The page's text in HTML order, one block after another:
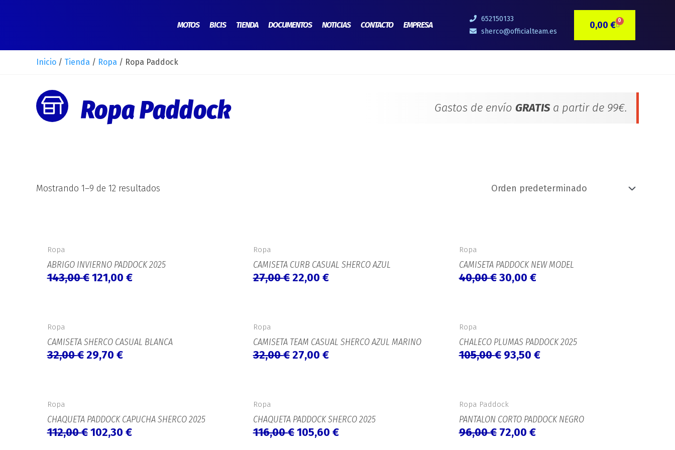
MOTOS BICIS TIENDA DOCUMENTOS NOTICIAS CONTACTO EMPRESA
652150133
sherco@officialteam.es
0,00 € 0CARRITO
Inicio / Tienda / Ropa / Ropa Paddock
Ropa Paddock Gastos de envío GRATISa partir de 99€.
Mostrando 1–9 de 12 resultados
Ropa
ABRIGO INVIERNO PADDOCK 2025
143,00€
original
era:
143,00 €.
121,00 €
actual
es:
Ropa
CAMISETA CURB CASUAL SHERCO AZUL
27,00€
original
era:
27,00 €.
22,00 €
actual
es:
Ropa
CAMISETA PADDOCK NEW MODEL
40,00€
original
era:
40,00 €.
30,00 €
actual
es:
Ropa
CAMISETA SHERCO CASUAL BLANCA
32,00€
original
era:
32,00 €.
29,70 €
actual
es:
Ropa
CAMISETA TEAM CASUAL SHERCO AZUL MARINO
32,00€
original
era:
32,00 €.
27,00 €
actual
es:
Ropa
CHALECO PLUMAS PADDOCK 2025
105,00€
original
era:
105,00 €.
93,50 €
actual
es:
Ropa
CHAQUETA PADDOCK CAPUCHA SHERCO 2025
112,00€
original
era:
112,00 €.
102,30 €
actual
es:
Ropa
CHAQUETA PADDOCK SHERCO 2025
116,00€
original
era:
116,00 €.
105,60 €
actual
es:
Ropa Paddock
PANTALON CORTO PADDOCK NEGRO
96,00€
precio
original
era:
96,00 €.
72,00 €
actual
es: